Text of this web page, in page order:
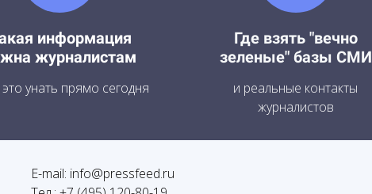
информация
журналистам
это унать прямо сегодня
Где взять "вечно
зеленые" базы СМИ
и реальные контакты
журналистов
E-mail: info@pressfeed.ru